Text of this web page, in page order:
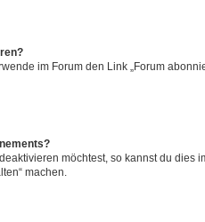
im Forum den Link „Forum
möchtest, so kannst du dies
machen.